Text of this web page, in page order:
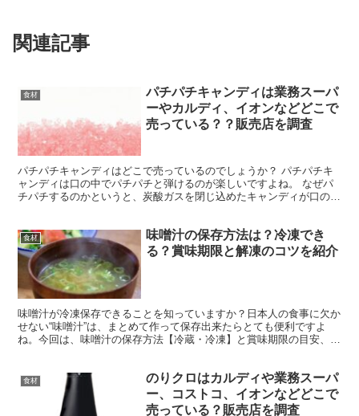
関連記事
食材
パチパチキャンディは業務スーパ
ーやカルディ、イオンなどどこで
売っている？？販売店を調査
パチパチキャンディはどこで売っているのでしょうか？ パチパチキ
ャンディは口の中でパチパチと弾けるのが楽しいですよね。 なぜパ
チパチするのかというと、炭酸ガスを閉じ込めたキャンディが口の中
食材
味噌汁の保存方法は？冷凍でき
る？賞味期限と解凍のコツを紹介
味噌汁が冷凍保存できることを知っていますか？日本人の食事に欠か
せない“味噌汁”は、まとめて作って保存出来たらとても便利ですよ
ね。今回は、味噌汁の保存方法【冷蔵・冷凍】と賞味期限の目安、解
食材
のりクロはカルディや業務スーパ
ー、コストコ、イオンなどどこで
売っている？販売店を調査